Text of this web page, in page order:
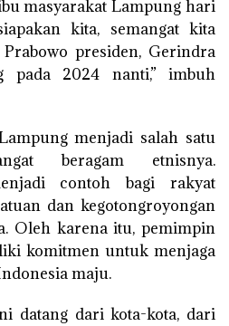
masyarakat Lampung hari
kita, semangat kita
presiden, Gerindra
pada 2024 nanti,” imbuh
menjadi salah satu
beragam etnisnya.
contoh bagi rakyat
dan kegotongroyongan
Oleh karena itu, pemimpin
komitmen untuk menjaga
maju.
datang dari kota-kota, dari